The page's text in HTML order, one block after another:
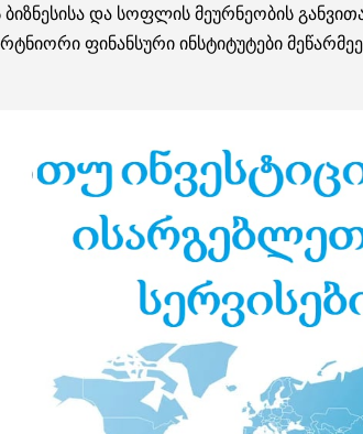
და სოფლის მეურნეობის
ფინანსური ინსტიტუტები